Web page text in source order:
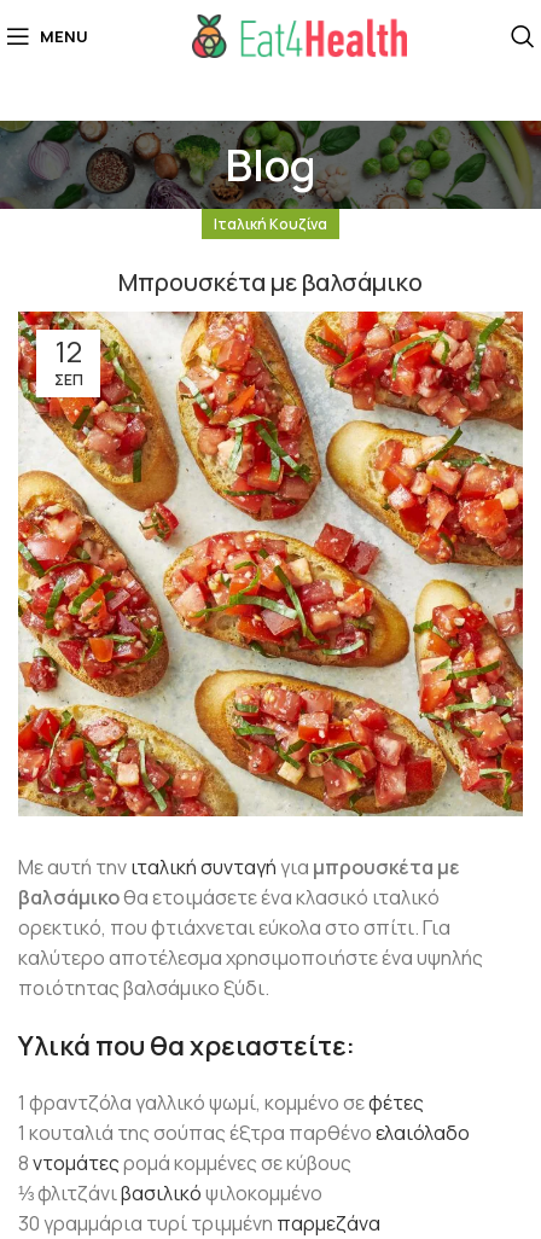
MENU
Blog
Ιταλική Κουζίνα
Μπρουσκέτα με βαλσάμικο
12
ΣΕΠ
Με αυτή τηνιταλική συνταγήγια μπρουσκέτα με
βαλσάμικοθα ετοιμάσετε ένα κλασικό ιταλικό
ορεκτικό, που φτιάχνεται εύκολα στο σπίτι. Για
καλύτερο αποτέλεσμα χρησιμοποιήστε ένα υψηλής
ποιότητας βαλσάμικο ξύδι.
Υλικά που θα χρειαστείτε:
1 φραντζόλα γαλλικό ψωμί, κομμένο σεφέτες
1 κουταλιά της σούπας έξτρα παρθένοελαιόλαδο
8ντομάτεςρομά κομμένες σε κύβους
⅓ φλιτζάνιβασιλικόψιλοκομμένο
30 γραμμάρια τυρί τριμμένη παρμεζάνα